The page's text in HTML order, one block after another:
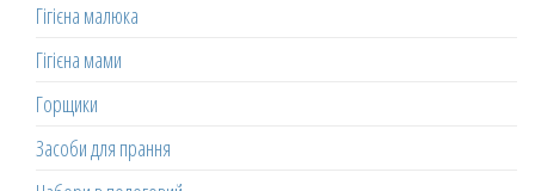
Гігієна малюка
Гігієна мами
Горщики
Засоби для прання